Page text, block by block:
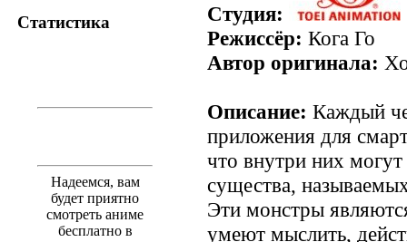
Статистика
Надеемся, вам
будет приятно
смотреть аниме
бесплатно в
Студия:
Режиссёр: Кога Го
Автор оригинала:
Описание: Каждый
приложения для
что внутри них могут
существа,
Эти монстры
умеют мыслить,